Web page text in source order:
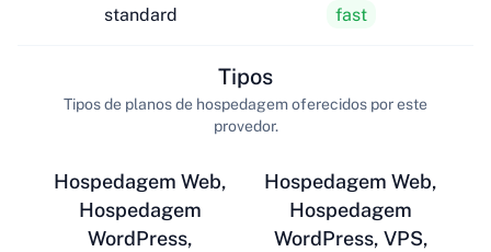
standard fast
Hospedagem Web,
Hospedagem
WordPress,
Tipos
Tipos de planos de hospedagem oferecidos por este
provedor.
Hospedagem Web,
Hospedagem
WordPress, VPS,